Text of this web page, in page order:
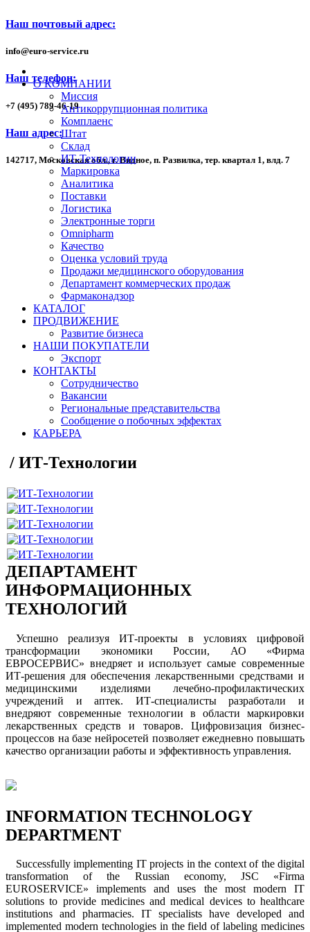
Наш почтовый адрес:
info@euro-service.ru
Наш телефон:
+7 (495) 789-46-19
Наш адрес:
142717, Московская обл., г. Видное, п. Развилка, тер. квартал 1, влд. 7
О КОМПАНИИ
Миссия
Антикоррупционная политика
Комплаенс
Штат
Склад
ИТ-Технологии
Маркировка
Аналитика
Поставки
Логистика
Электронные торги
Omnipharm
Качество
Оценка условий труда
Продажи медицинского оборудования
Департамент коммерческих продаж
Фармаконадзор
КАТАЛОГ
ПРОДВИЖЕНИЕ
Развитие бизнеса
НАШИ ПОКУПАТЕЛИ
Экспорт
КОНТАКТЫ
Сотрудничество
Вакансии
Региональные представительства
Сообщение о побочных эффектах
КАРЬЕРА
/ ИТ-Технологии
ДЕПАРТАМЕНТ
ИНФОРМАЦИОННЫХ
ТЕХНОЛОГИЙ
Успешно реализуя ИТ-проекты в условиях цифровой
трансформации экономики России, АО «Фирма
ЕВРОСЕРВИС» внедряет и использует самые современные
ИТ-решения для обеспечения лекарственными средствами и
медицинскими изделиями лечебно-профилактических
учреждений и аптек. ИТ-специалисты разработали и
внедряют современные технологии в области маркировки
лекарственных средств и товаров. Цифровизация бизнес-
процессов на базе нейросетей позволяет ежедневно повышать
качество организации работы и эффективность управления.
INFORMATION TECHNOLOGY
DEPARTMENT
Successfully implementing IT projects in the context of the digital
transformation of the Russian economy, JSC «Firma
EUROSERVICE» implements and uses the most modern IT
solutions to provide medicines and medical devices to healthcare
institutions and pharmacies. IT specialists have developed and
implemented modern technologies in the field of labeling medicines